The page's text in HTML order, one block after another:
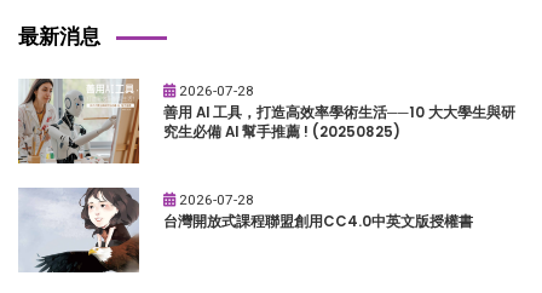
最新消息
2026-07-28
善用 AI 工具，打造高效率學術生活──10 大大學生與研
究生必備 AI 幫手推薦 ! (20250825)
2026-07-28
台灣開放式課程聯盟創用CC4.0中英文版授權書